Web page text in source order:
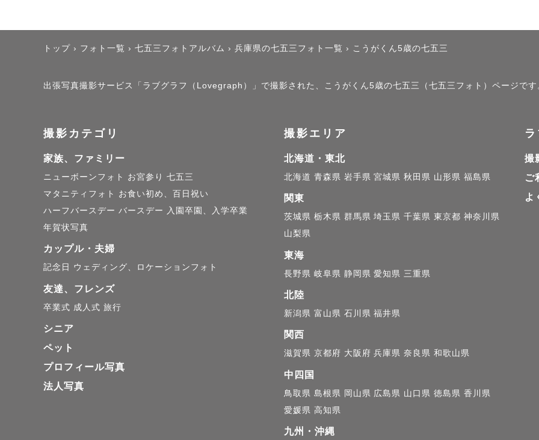
＊撮影対応エリアについて
兵庫県、大阪府、京都府を中心に対応しております。
対応地域外の方も、交通費を頂ければ全国対応可能ですのでご相
交通費が3000円を超える場合、追加で交通費、出張費をご負担い
入園料や使用料などが発生した場合もご負担いただきますので、ご
お願い致します。
＊zoomやLINEのテレビ電話でのやりとりも対応可能です！
撮影までに話してみたい！という方お気軽にお申し付けください♩
最後まで読んで頂きありがとうございました＊
トップ › フォト一覧 › 七五三フォトアルバム › 兵庫県の七五三フォト一覧 › こうがくん5歳の七五三
出張写真撮影サービス「ラブグラフ（Lovegraph）」で撮影された、こうがくん5歳の七五三（七五三フォト）ページです
撮影カテゴリ
家族、ファミリー
ニューボーンフォト お宮参り 七五三
マタニティフォト
お食い初め、百日祝い
ハーフバースデー バースデー
入園卒園、入学卒業
年賀状写真
カップル・夫婦
記念日 ウェディング、ロケーションフォト
友達、フレンズ
卒業式 成人式 旅行
シニア
ペット
プロフィール写真
法人写真
撮影エリア
北海道・東北
北海道 青森県 岩手県 宮城県 秋田県 山形県 福島県
関東
茨城県 栃木県 群馬県 埼玉県 千葉県 東京都 神奈川県
山梨県
東海
長野県 岐阜県 静岡県 愛知県 三重県
北陸
新潟県 富山県 石川県 福井県
関西
滋賀県 京都府 大阪府 兵庫県 奈良県 和歌山県
中四国
鳥取県 島根県 岡山県 広島県 山口県 徳島県 香川県
愛媛県 高知県
九州・沖縄
撮
ご
よ